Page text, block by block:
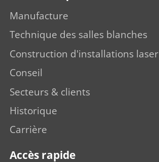
Manufacture
Technique des salles blanches
Construction d'installations laser
Conseil
Secteurs & clients
Historique
Carrière
Accès rapide